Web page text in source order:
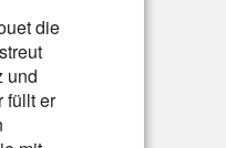
die
und
füllt er